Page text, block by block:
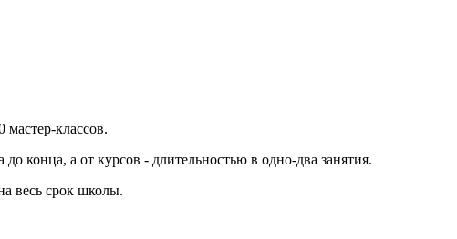
классов.
конца, а от курсов - длительностью в одно-два занятия.
весь срок школы.